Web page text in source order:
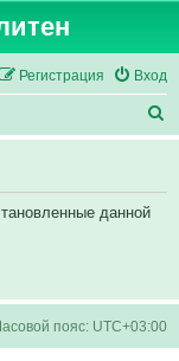
Вход
Регистрация
о
данной
пояс: UTC+03:00